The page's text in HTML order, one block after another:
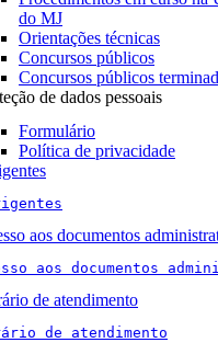
do MJ
Orientações técnicas
Concursos públicos
Concursos públicos
de dados pessoais
Formulário
Política de privacidade
aos documentos
aos documentos
de atendimento
de atendimento